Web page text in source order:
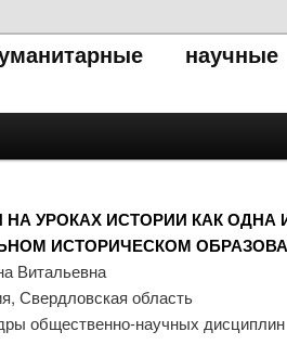
научные
УРОКАХ ИСТОРИИ КАК ОДНА
ИСТОРИЧЕСКОМ
Витальевна
Свердловская область
общественно-научных дисциплин